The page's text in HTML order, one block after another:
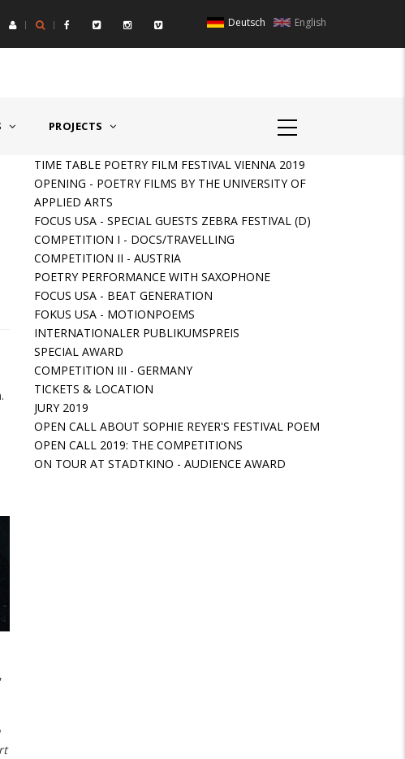
RAUM I - ÖSTERREICH HAUPTPREIS
English
Deutsch
PROJECTS
TIME TABLE POETRY FILM FESTIVAL VIENNA 2019
OPENING - POETRY FILMS BY THE UNIVERSITY OF
APPLIED ARTS
FOCUS USA - SPECIAL GUESTS ZEBRA FESTIVAL (D)
COMPETITION I - DOCS/TRAVELLING
COMPETITION II - AUSTRIA
POETRY PERFORMANCE WITH SAXOPHONE
FOCUS USA - BEAT GENERATION
FOKUS USA - MOTIONPOEMS
INTERNATIONALER PUBLIKUMSPREIS
SPECIAL AWARD
COMPETITION III - GERMANY
TICKETS & LOCATION
JURY 2019
OPEN CALL ABOUT SOPHIE REYER'S FESTIVAL POEM
OPEN CALL 2019: THE COMPETITIONS
ON TOUR AT STADTKINO - AUDIENCE AWARD